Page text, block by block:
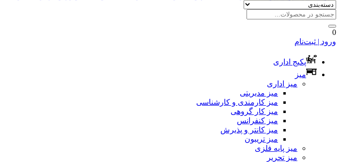
0
ورود | ثبت‌نام
پکیج اداری
میز
میز اداری
میز مدیریتی
میز کارمندی و کارشناسی
میز کار گروهی
میز کنفرانس
میز کانتر و پذیرش
میز تریبون
میز پایه فلزی
میز تحریر